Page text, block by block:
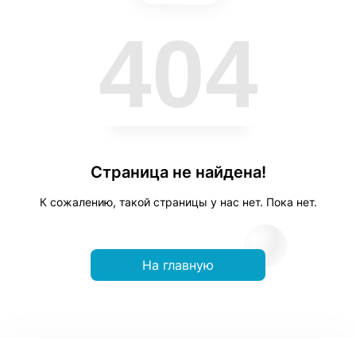
404
Страница не найдена!
К сожалению, такой страницы у нас нет. Пока нет.
На главную